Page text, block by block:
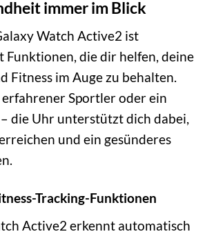
immer im Blick
Watch Active2 ist
Funktionen, die dir helfen, deine
Fitness im Auge zu behalten.
erfahrener Sportler oder ein
die Uhr unterstützt dich dabei,
und ein gesünderes
Tracking-Funktionen
Active2 erkennt automatisch